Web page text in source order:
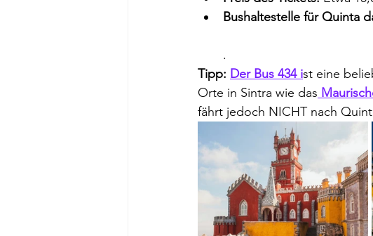
Bushaltestelle für Quinta
.
Tipp: Der Bus 434 ist eine
Orte in Sintra wie das
fährt jedoch NICHT nach